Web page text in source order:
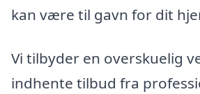
kan være til gavn for dit
Vi tilbyder en overskuelig
indhente tilbud fra